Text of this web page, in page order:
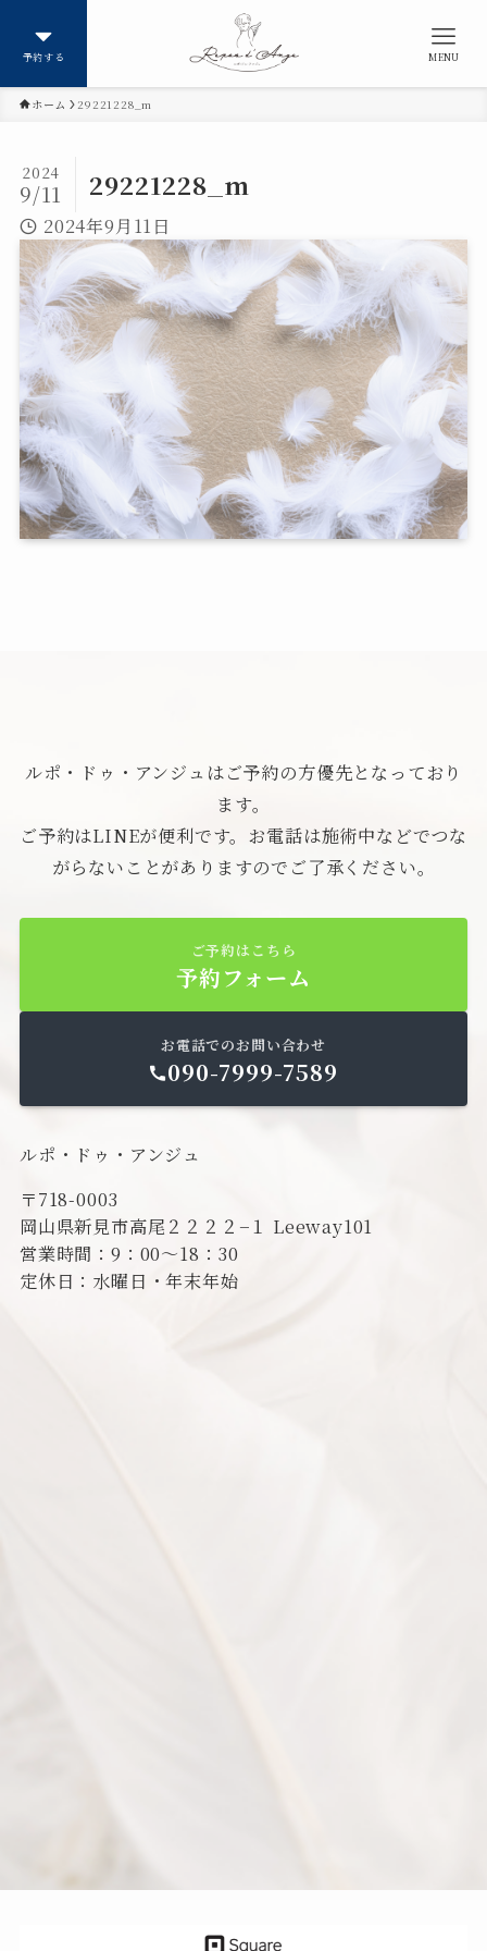
予約する MENU
ホーム 29221228_m
29221228_m
2024
9/11
2024年9月11日
ルポ・ドゥ・アンジュはご予約の方優先となっており
ます。
ご予約はLINEが便利です。お電話は施術中などでつな
がらないことがありますのでご了承ください。
ご予約はこちら
予約フォーム
お電話でのお問い合わせ
090-7999-7589
ルポ・ドゥ・アンジュ
〒718-0003
岡山県新見市高尾２２２２−１ Leeway101
営業時間：9：00～18：30
定休日：水曜日・年末年始